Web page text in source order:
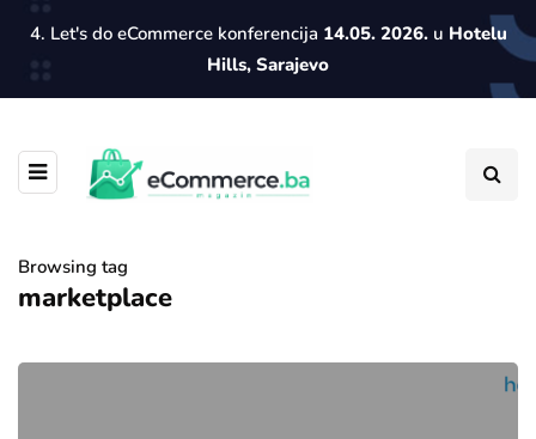
4. Let's do eCommerce konferencija 14.05. 2026.u Hotelu
Hills, Sarajevo
Browsing tag
marketplace